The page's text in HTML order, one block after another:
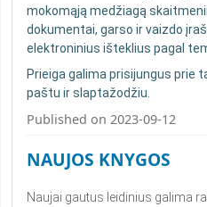
mokomąją medžiagą
dokumentai, garso ir vaizdo
elektroninius išteklius pagal
Prieiga galima prisijungus prie
paštu ir slaptažodžiu.
Published on 2023-09-12
NAUJOS KNYGOS
Naujai gautus leidinius galima